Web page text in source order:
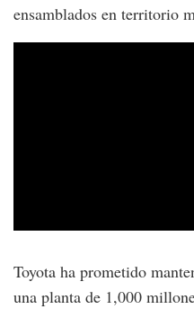
ensamblados en territorio
Toyota ha prometido
una planta de 1,000